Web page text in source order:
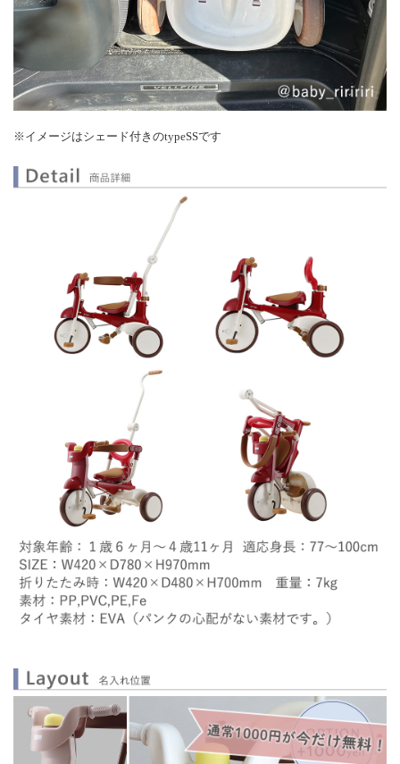
※イメージはシェード付きのtypeSSです